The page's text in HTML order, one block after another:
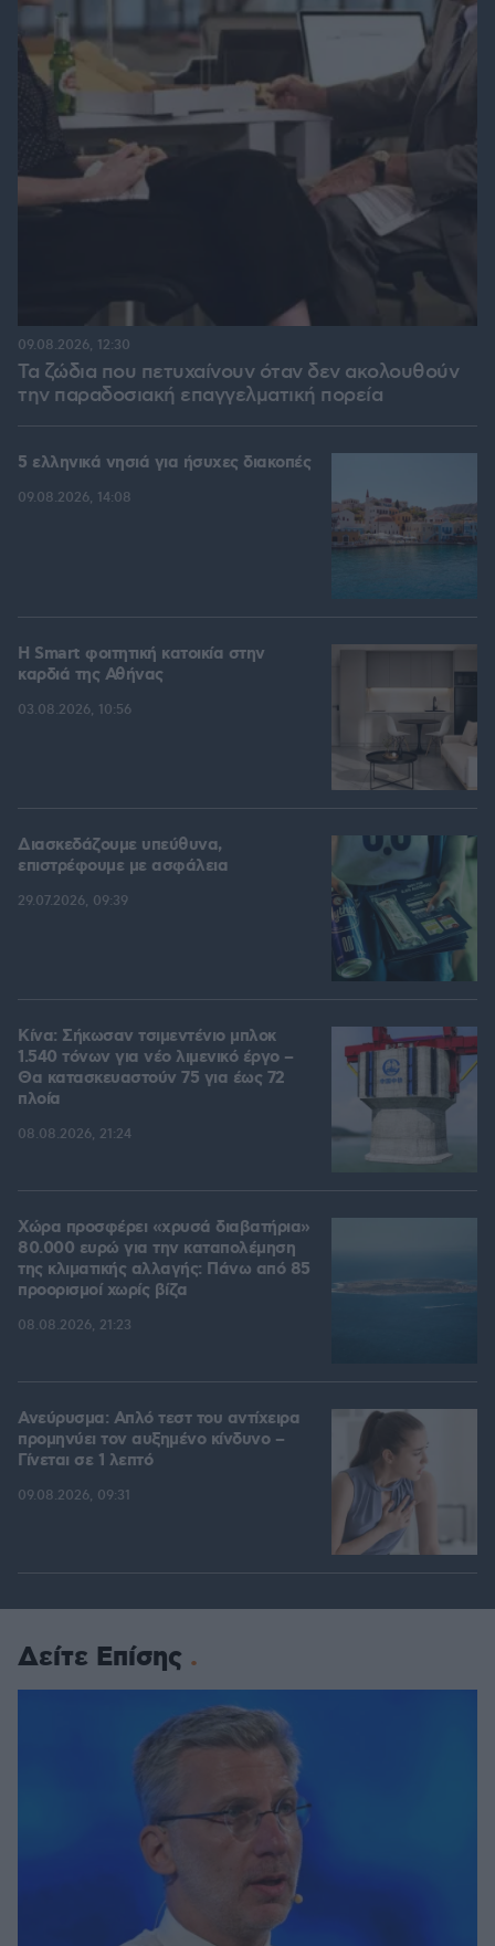
Τα ζώδια που πετυχαίνουν όταν δεν ακολουθούν
την παραδοσιακή επαγγελματική πορεία
09.08.2026, 12:30
5 ελληνικά νησιά για ήσυχες διακοπές
09.08.2026, 14:08
Η Smart φοιτητική κατοικία στην
καρδιά της Αθήνας
03.08.2026, 10:56
Διασκεδάζουμε υπεύθυνα,
επιστρέφουμε με ασφάλεια
29.07.2026, 09:39
Κίνα: Σήκωσαν τσιμεντένιο μπλοκ
1.540 τόνων για νέο λιμενικό έργο –
Θα κατασκευαστούν 75 για έως 72
πλοία
08.08.2026, 21:24
Χώρα προσφέρει «χρυσά διαβατήρια»
80.000 ευρώ για την καταπολέμηση
της κλιματικής αλλαγής: Πάνω από 85
προορισμοί χωρίς βίζα
08.08.2026, 21:23
Ανεύρυσμα: Απλό τεστ του αντίχειρα
προμηνύει τον αυξημένο κίνδυνο –
Γίνεται σε 1 λεπτό
09.08.2026, 09:31
Δείτε Επίσης